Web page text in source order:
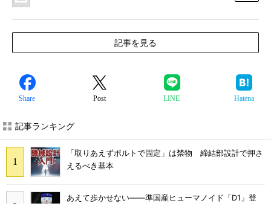
記事を見る
Share Post LINE Hatena
記事ランキング
「取りあえずボルトで固定」は禁物 締結部設計で押さ
えるべき基本
あえて歩かせない――準国産ヒューマノイド「D1」登